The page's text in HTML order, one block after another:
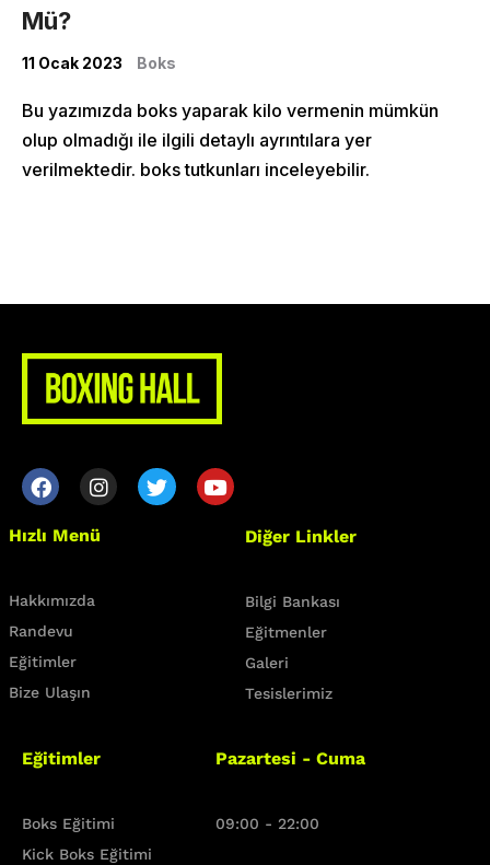
Mü?
11 Ocak 2023 Boks
Bu yazımızda boks yaparak kilo vermenin mümkün
olup olmadığı ile ilgili detaylı ayrıntılara yer
verilmektedir. boks tutkunları inceleyebilir.
Hızlı Menü
Hakkımızda
Randevu
Eğitimler
Bize Ulaşın
Diğer Linkler
Bilgi Bankası
Eğitmenler
Galeri
Tesislerimiz
Eğitimler
Boks Eğitimi
Kick Boks Eğitimi
Pazartesi - Cuma
09:00 - 22:00
Membership
Class Categories
Outdoor Exercise
Contact Info
467 Davidson ave